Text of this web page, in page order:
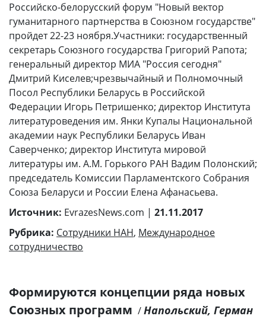
Российско-белорусский форум "Новый вектор
гуманитарного партнерства в Союзном государстве"
пройдет 22-23 ноября.Участники: государственный
секретарь Союзного государства Григорий Рапота;
генеральный директор МИА "Россия сегодня"
Дмитрий Киселев;чрезвычайный и Полномочный
Посол Республики Беларусь в Российской
Федерации Игорь Петришенко; директор Института
литературоведения им. Янки Купалы Национальной
академии наук Республики Беларусь Иван
Саверченко; директор Института мировой
литературы им. А.М. Горького РАН Вадим Полонский;
председатель Комиссии Парламентского Собрания
Союза Беларуси и России Елена Афанасьева.
Источник: EvrazesNews.com | 21.11.2017
Рубрика: Сотрудники НАН, Международное
сотрудничество
Формируются концепции ряда новых
Союзных программ /Напольский, Герман